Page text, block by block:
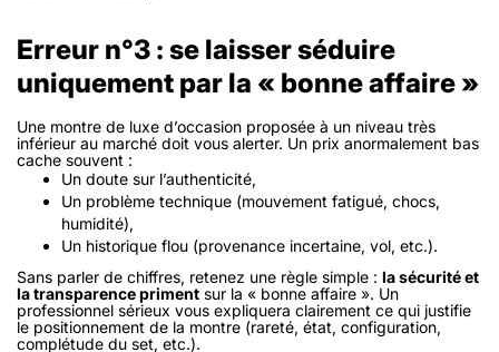
Erreur n°3 : se laisser séduire
uniquement par la « bonne affaire »
Une montre de luxe d’occasion proposée à un niveau très
inférieur au marché doit vous alerter. Un prix anormalement bas
cache souvent :
Un doute sur l’authenticité,
Un problème technique (mouvement fatigué, chocs,
humidité),
Un historique flou (provenance incertaine, vol, etc.).
Sans parler de chiffres, retenez une règle simple : la sécurité et
la transparence priment sur la « bonne affaire ». Un
professionnel sérieux vous expliquera clairement ce qui justifie
le positionnement de la montre (rareté, état, configuration,
complétude du set, etc.).